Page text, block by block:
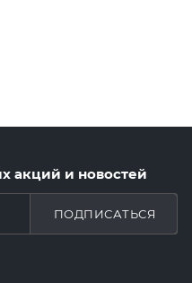
акций и новостей
ПОДПИСАТЬСЯ